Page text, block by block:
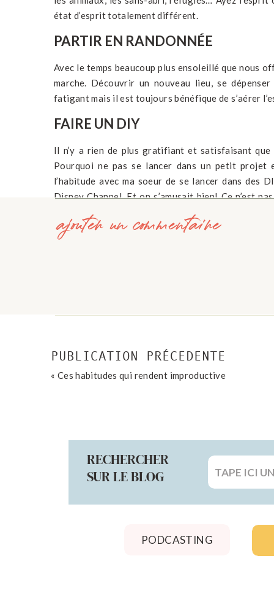
état d’esprit totalement différent.
PARTIR EN RANDONNÉE
Avec le temps beaucoup plus ensoleillé que nous
marche. Découvrir un nouveau lieu, se
fatigant mais il est toujours bénéfique de s’aérer
FAIRE UN DIY
Il n’y a rien de plus gratifiant et satisfaisant que
Pourquoi ne pas se lancer dans un petit projet
l’habitude avec ma soeur de se lancer dans des
Disney Channel. Et on s’amusait bien! Ce n’est
que nous ne pouvons plus faire ce genre
Pinterest, n’hésitez pas à y jeter un coup d’oeil.
l’on était petit et qui aujourd’hui ont disparu chez
est réellement mauvais joueur 🙂 Pour pimenter
gommage… Prenez une pause dans votre
ORGANISER UNE SOIRÉE FILMS
gratuit, vous pouvez manger ce que vous
votre siège. S’il y a une saga ou une série que
ajouter un commentaire
« Ces habitudes qui rendent improductive
PUBLICATION PRÉCEDENTE
Search
for:
RECHERCHER
SUR LE BLOG
PODCASTING